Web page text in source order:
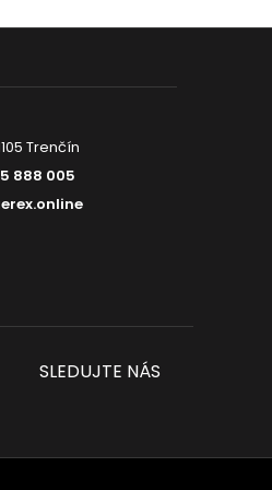
Robustná základňa
Trenčín
888 005
SLEDUJTE NÁS